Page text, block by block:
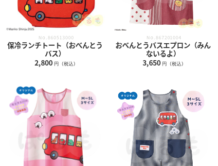
No.860513000
保冷ランチトート（おべんとう
バス）
2,800 円（税込）
No.867201004
おべんとうバスエプロン（みん
ないるよ）
3,650 円（税込）